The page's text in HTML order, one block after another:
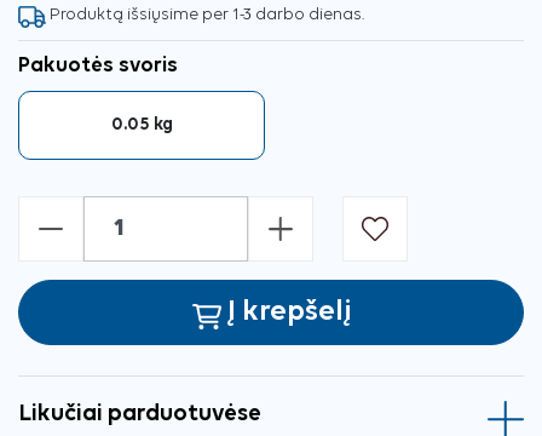
Produktą išsiųsime per 1-3 darbo dienas.
Pakuotės svoris
0.05 kg
- +
Į krepšelį
Likučiai parduotuvėse